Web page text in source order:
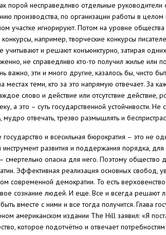
порой несправедливо отдельные
производства, по организации работы в целом
участке игнорируют. Потом на уровне
например, творческие конкурсы
учитывают и решают конъюнктурно, затирая
не справедливо кто-то получил жилье или
важно, эти и много другие, казалось бы, чисто
местах теми, кто за это напрямую отвечает. За
слово и действие или отсутствие
а это – суть государственной устойчивости.
мудро отвечать, трезво размышлять и
государство и всесильная бюрократия – это не
развития и поддержания порядка, для
смертельно опасна для него. Поэтому общество
Эффективная реализация основных свобод,
современной демократии. То есть
сознание людей. И еще. Все и всегда решают
вместе с ними и все тогда получится. Глава
американском издании The Hill заявил: «Я
которое подотчётно и отвечает